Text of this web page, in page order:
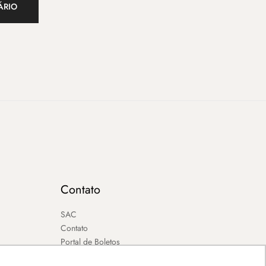
Contato
SAC
Contato
Portal de Boletos